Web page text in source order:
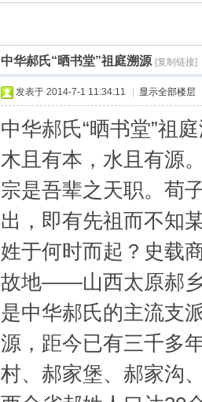
中华郝氏“晒书堂”祖庭溯源 [复制链接]
发表于 2014-7-1 11:34:11 显示全部楼层
中华郝氏“晒书堂”祖
木且有本，水且有源
宗是吾辈之天职。荀
出，即有先祖而不知
姓于何时而起？史载
故地——山西太原郝乡
是中华郝氏的主流支
源，距今已有三千多
村、郝家堡、郝家沟